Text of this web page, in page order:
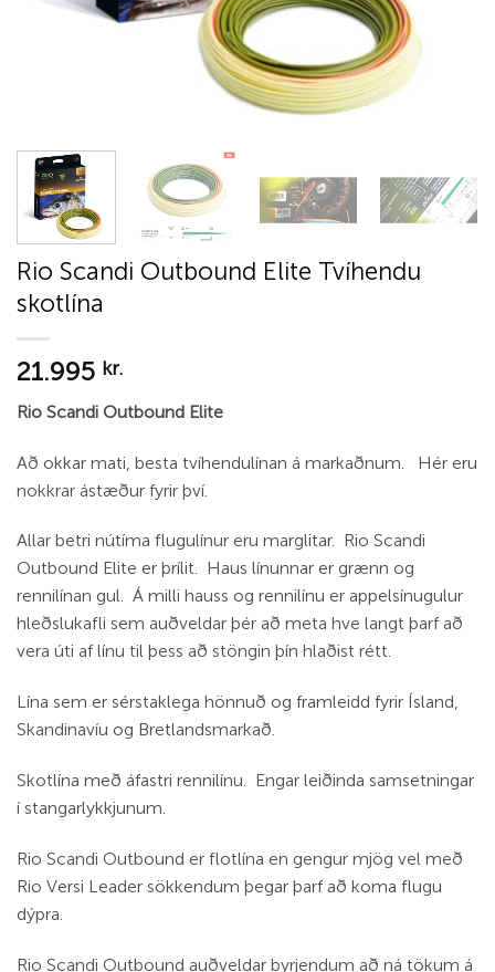
Rio Scandi Outbound Elite Tvíhendu
skotlína
21.995 kr.
Rio Scandi Outbound Elite
Að okkar mati, besta tvíhendulínan á markaðnum. Hér eru
nokkrar ástæður fyrir því.
Allar betri nútíma flugulínur eru marglitar. Rio Scandi
Outbound Elite er þrílit. Haus línunnar er grænn og
rennilínan gul. Á milli hauss og rennilínu er appelsínugulur
hleðslukafli sem auðveldar þér að meta hve langt þarf að
vera úti af línu til þess að stöngin þín hlaðist rétt.
Lína sem er sérstaklega hönnuð og framleidd fyrir Ísland,
Skandinavíu og Bretlandsmarkað.
Skotlína með áfastri rennilínu. Engar leiðinda samsetningar
í stangarlykkjunum.
Rio Scandi Outbound er flotlína en gengur mjög vel með
Rio Versi Leader sökkendum þegar þarf að koma flugu
dýpra.
Rio Scandi Outbound auðveldar byrjendum að ná tökum á